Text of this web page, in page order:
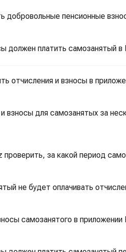
добровольные пенсионные
должен платить самозанятый в
отчисления и взносы в
взносы для самозанятых за
за какой период
не будет оплачивать
самозанятого в